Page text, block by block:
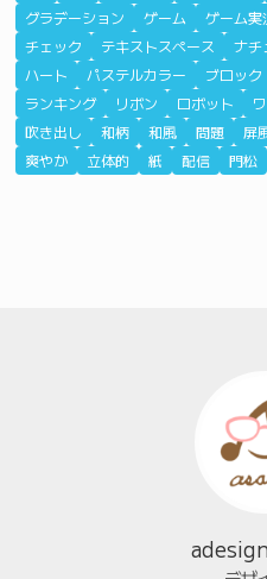
グラデーション
ゲーム ゲーム実
チェック
テキストスペース ナチ
ハート
パステルカラー ブロック
ランキング
リボン ロボット
吹き出し
和柄 和風 問題 屏
爽やか
立体的 紙 配信 門松